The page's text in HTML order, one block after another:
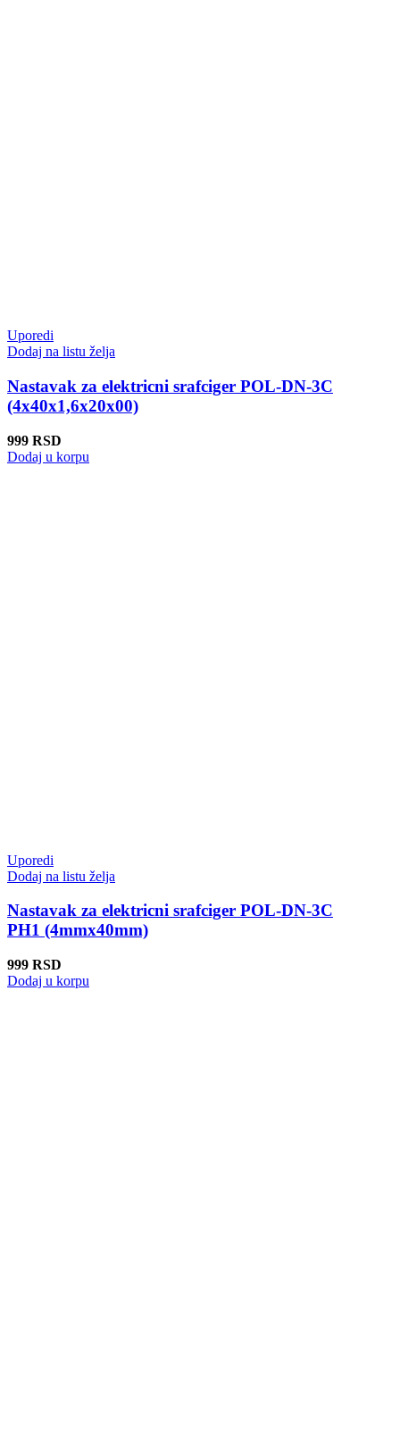
Uporedi
Dodaj na listu želja
Nastavak za elektricni srafciger POL-DN-3C
(4x40x1,6x20x00)
999 RSD
Dodaj u korpu
Uporedi
Dodaj na listu želja
Nastavak za elektricni srafciger POL-DN-3C
PH1 (4mmx40mm)
999 RSD
Dodaj u korpu